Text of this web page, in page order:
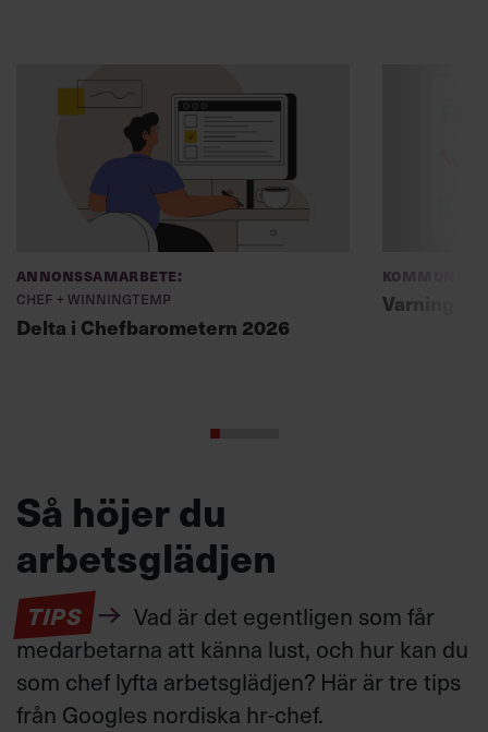
Annonssamarbete:
Chef + Winningtemp
Delta i Chefbarometern 2026
Varning
Så höjer du
arbetsglädjen
TIPS
Vad är det egentligen som får
medarbetarna att känna lust, och hur kan du
som chef lyfta arbetsglädjen? Här är tre tips
från Googles nordiska hr-chef.